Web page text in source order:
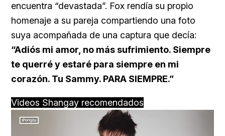
encuentra “devastada”. Fox rendía su propio
homenaje a su pareja compartiendo una foto
suya acompañada de una captura que decía:
“Adiós mi amor, no más sufrimiento. Siempre
te querré y estaré para siempre en mi
corazón. Tu Sammy. PARA SIEMPRE.”
Videos Shangay recomendados